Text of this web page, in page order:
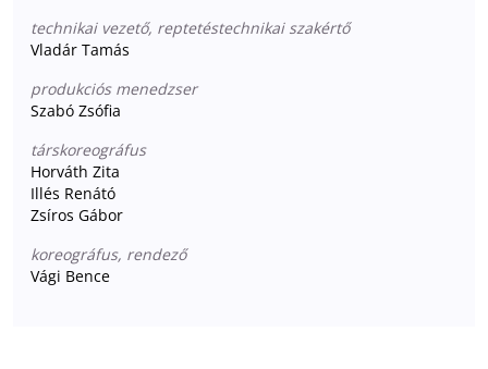
technikai vezető, reptetéstechnikai szakértő
Vladár Tamás
produkciós menedzser
Szabó Zsófia
társkoreográfus
Horváth Zita
Illés Renátó
Zsíros Gábor
koreográfus, rendező
Vági Bence